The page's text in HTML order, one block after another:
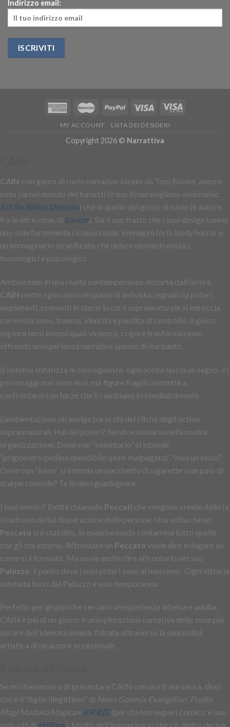
Indirizzo email:
MY ACCOUNT LISTA DEI DESIDERI
Copyright 2026 © Narrattiva
CAIN è un gioco di ruolo narrativo ideato da Tom Bloom, autore
noto sia nel mondo dei fumetti (è suo il meraviglioso webcomic
Kill Six Billion Demons) che in quello del gioco di ruolo (è autore,
fra le altre cose, di Lancer). Sia il suo tratto che i suoi design hanno
uno stile fortemente riconoscibile: immagini forti, body horror e
un immaginario stratificato che unisce elementi mistici,
tecnologici e psicologici.
Ambientato in una realtà contemporanea distorta dall’orrore,
CAIN mette i giocatori nei panni di individui segnati da poteri
inquietanti, coinvolti in storie in cui il soprannaturale si intreccia
con misticismo, trauma, identità e perdita di controllo. Il gioco
esplora temi intensi quali violenza, colpa e trasformazione,
offrendo un’esperienza narrativa spesso disturbante.
Il sistema enfatizza le conseguenze: ogni scelta lascia un segno, e i
personaggi non sono eroi, ma figure fragili costrette a
confrontarsi con forze che li cambiano irrimediabilmente.
L’ambientazione stravolge parecchi dei cliché degli action
soprannaturali. Hai dei poteri? Sei un volontario nella nostra
organizzazione. Dove con “volontario” si intende
“prigioniero/pedina spendibile (pure malpagata)”. Vuoi un lusso?
Dove con “lusso” si intende un pacchetto di sigarette o un paio di
scarpe comode? Te lo devi guadagnare.
I tuoi nemici? Entità chiamate Peccati che vengono create dalla (e
si nutrono della) disperazione delle persone. Una volta che un
Peccato si è stabilito, in qualche modo contamina tutto quello
che gli sta intorno. Affrontare un Peccato vuole dire indagare su
come si è formato. Ma vuole anche dire affrontarlo nel suo
Palazzo , il punto dove i suoi poteri sono al massimo. Ogni vittoria
ottenuta fuori dal Palazzo è solo temporanea.
Perfetto per gruppi che cercano un’esperienza intensa e adulta,
CAIN è più di un gioco: è un’esplorazione narrativa delle zone più
oscure dell’identità umana, filtrata attraverso la sensibilità
artistica di un autore eccezionale.
Se mi chiedessero di presentare CAIN con una frase secca, direi
che è il “figlio illegittimo” di Neon Genesis Evangelion Puella
Magi Madoka Magica e B.P.R.D. (per chi non segue i comics: è uno
spin-off di Hellboy). Molto dell’immaginario che c’è dietro deriva